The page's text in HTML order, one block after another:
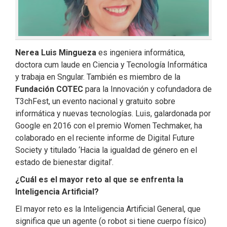
Nerea Luis Mingueza es ingeniera informática,
doctora cum laude en Ciencia y Tecnología Informática
y trabaja en Sngular. También es miembro de la
Fundación COTEC para la Innovación y cofundadora de
T3chFest, un evento nacional y gratuito sobre
informática y nuevas tecnologías. Luis, galardonada por
Google en 2016 con el premio Women Techmaker, ha
colaborado en el reciente informe de Digital Future
Society y titulado ‘Hacia la igualdad de género en el
estado de bienestar digital’.
¿Cuál es el mayor reto al que se enfrenta la
Inteligencia Artificial?
El mayor reto es la Inteligencia Artificial General, que
significa que un agente (o robot si tiene cuerpo físico)